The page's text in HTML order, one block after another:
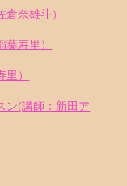
奈雄斗）
寿里）
）
ン(講師：新田ア